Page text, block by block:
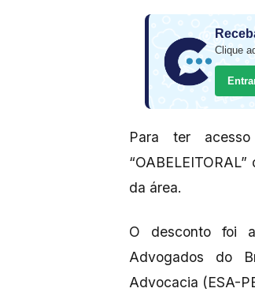
Clique
Para ter
da área.
O desconto foi
Advogados do
Advocacia (ESA-